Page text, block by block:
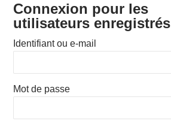
Connexion pour les
utilisateurs enregistrés
Identifiant ou e-mail
Mot de passe